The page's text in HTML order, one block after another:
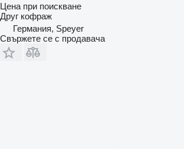
Цена при поискване
Друг кофраж
Германия, Speyer
Свържете се с продавача